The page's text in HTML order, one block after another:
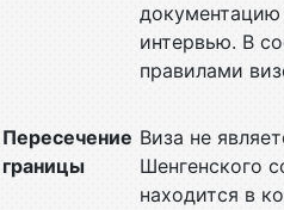
документацию
интервью. В
правилами
Пересечение
границы
Виза не
Шенгенского
находится в